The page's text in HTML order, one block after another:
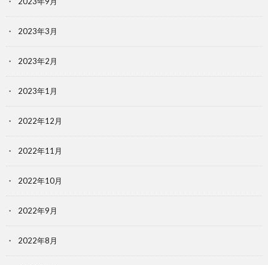
2023年3月
2023年2月
2023年1月
2022年12月
2022年11月
2022年10月
2022年9月
2022年8月